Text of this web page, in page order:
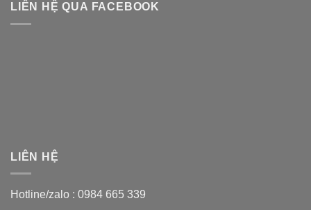
LIÊN HỆ QUA FACEBOOK
LIÊN HỆ
Hotline/zalo : 0984 665 339